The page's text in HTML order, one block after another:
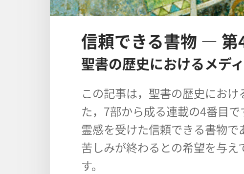
信頼できる書物 ― 第
聖書の歴史におけるメデ
この記事は，聖書の歴史にお
た，7部から成る連載の4番目
霊感を受けた信頼できる書物
苦しみが終わるとの希望を与
す。